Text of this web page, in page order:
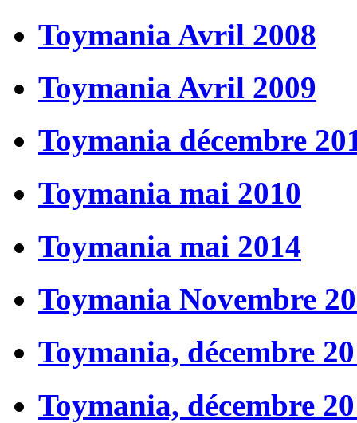
Toymania Avril 2008
Toymania Avril 2009
Toymania décembre
Toymania mai 2010
Toymania mai 2014
Toymania Novembre
Toymania, décembre
Toymania, décembre